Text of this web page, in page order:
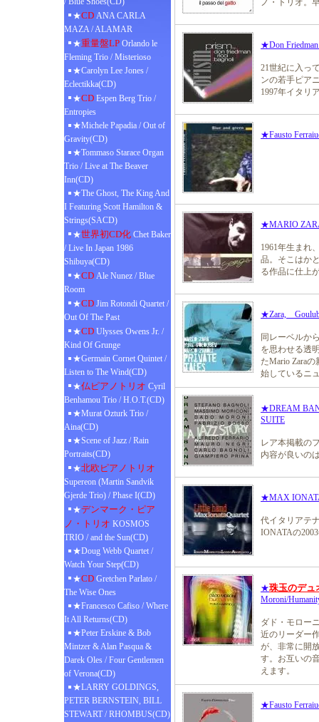
★CD ANA CARLA
MAZA / ALAMAR
★重量盤LP Orlando le
Fleming Trio / Misterioso
★Carolyn Lee Jones /
Eclectikka(CD)
★CD Espen Berg Trio /
Entropies
★Michele Papadia / Out of
Gravity(CD)
★Tommaso Starace Organ
Trio / Live at The Beaver
Inn(CD)
★The Ghost, The King And
I Featuring Scott Hamilton &
Strings(SACD)
★世界初CD化 Chet Baker
/ Live In Japan 1986
Shibuya(CD)
★CD Ale Nunez / Blue
Room
★CD Jim Rotondi Quartet /
Out Of The Past
★CD Ulysses Owens Jr. /
Kind Of Grunge
★Germain Cornet Quintet /
Listen to The Wind(CD)
★仏ピアノトリオ Cyril
Benhamou Trio / H.O.T.(CD)
★Murat Ozturk Trio /
Aina(CD)
★Scene of Jazz / Rain
Portraits(CD)
★北欧ピアノトリオ
Supereon (Martin Sandvik
Gjerde Trio) / Phase I(CD)
★デンマーク・ピア
ノ・トリオ KOSMOS
TRIO / and the Sun(CD)
★Doug Webb Quartet /
Watch Your Step(CD)
★CD Gretchen Parlato /
The Wise Ones
★Francesco Cafiso / Where
It All Returns(CD)
★Peter Erskine & Bob
Mintzer & Alan Pasqua &
Darek Oles / Four Gentlemen
of Verona(CD)
★LARRY GOLDINGS,
PETER BERNSTEIN, BILL
STEWART / RHOMBUS(CD)
ノ・トリオ。
★Don
21世紀に入っ
ンの若手ピア
1997年イタリ
★Fausto
★MARIO
1961年生まれ
品。そこはか
る作品に仕上
★Zara,
同レーベルか
を思わせる透
たMario Zara
始しているニ
★DREAM
SUITE
レア本掲載の
内容が良いの
★MAX
代イタリアテ
IONATAの
★珠玉のデ
Moroni/
ダド・モロー
近のリーダー
が、非常に開
す。お互いの
えます。
★Fausto